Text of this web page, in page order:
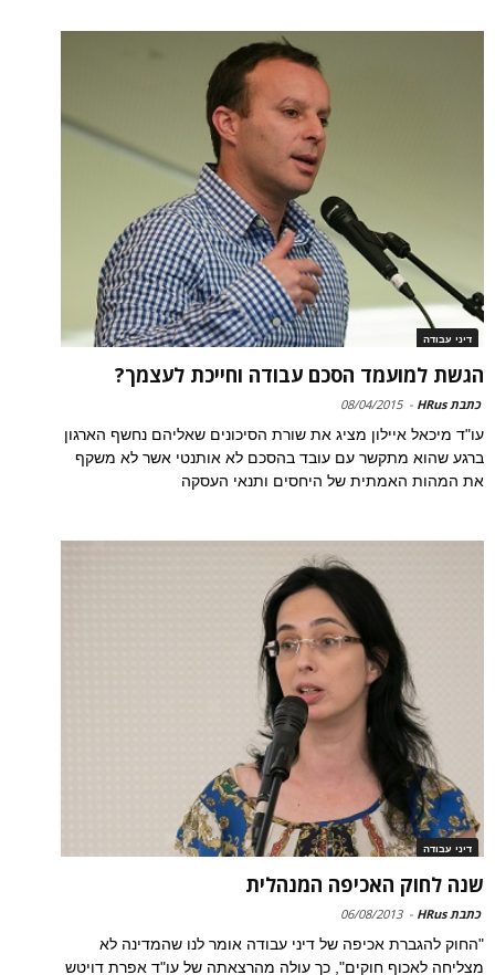
דיני עבודה
הגשת למועמד הסכם עבודה וחייכת לעצמך?
כתבת HRus -
08/04/2015
עו"ד מיכאל איילון מציג את שורת הסיכונים שאליהם נחשף הארגון
ברגע שהוא מתקשר עם עובד בהסכם לא אותנטי אשר לא משקף
את המהות האמתית של היחסים ותנאי העסקה
דיני עבודה
שנה לחוק האכיפה המנהלית‎
כתבת HRus -
06/08/2013
"החוק להגברת אכיפה של דיני עבודה אומר לנו שהמדינה לא
מצליחה לאכוף חוקים", כך עולה מהרצאתה של עו"ד אפרת דויטש